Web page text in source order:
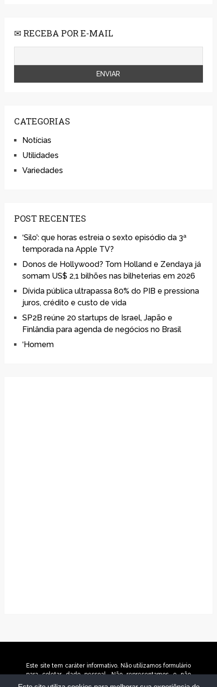
✉ RECEBA POR E-MAIL
CATEGORIAS
Notícias
Utilidades
Variedades
POST RECENTES
‘Silo’: que horas estreia o sexto episódio da 3ª
temporada na Apple TV?
Donos de Hollywood? Tom Holland e Zendaya já
somam US$ 2,1 bilhões nas bilheterias em 2026
Dívida pública ultrapassa 80% do PIB e pressiona
juros, crédito e custo de vida
SP2B reúne 20 startups de Israel, Japão e
Finlândia para agenda de negócios no Brasil
‘Homem
Este site tem caráter informativo. Não utilizamos formulário
para coletar dado pessoal. Não representamos e não
temos relação com nenhuma empresa ou programa citado